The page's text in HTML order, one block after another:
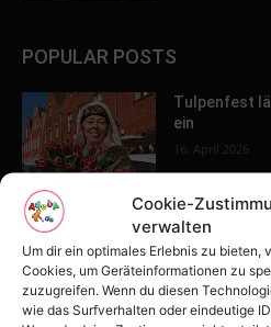
Cookie-
verwalten
Um dir ein optimales Erlebnis zu
Cookies, um Geräteinformationen zu
zuzugreifen. Wenn du diesen
wie das Surfverhalten oder eindeutige
POPULAR POSTS
Tulpenfest
ein
16. April 2026
Familien-
31. März 2026